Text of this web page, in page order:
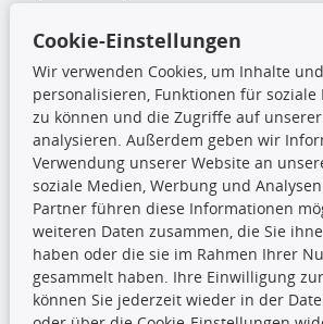
TecDoc Inside
Die hier
insbesondere die
dürfen nicht
unterlassen, die Daten oder die gesamte
vorherige Zustimmung TecDocs zu
verbreiten und/oder diese Handlungen
zu lassen. Ein Zuwiderhandeln stellt eine
Urheberrechtsverletzung dar und wird
Ronny’s Newsletter
Cookie-Einstellungen
Wir verwenden Cookies, um Inhalte
personalisieren, Funktionen für
zu können und die Zugriffe auf
analysieren. Außerdem geben wir
Verwendung unserer Website an
soziale Medien, Werbung und
Partner führen diese Informationen
weiteren Daten zusammen, die Sie
haben oder die sie im Rahmen Ihrer
gesammelt haben. Ihre Einwilligung
können Sie jederzeit wieder in der